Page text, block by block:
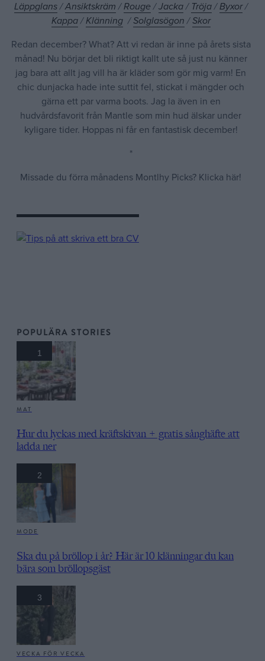
Läppglans/Ansiktskräm /Rouge /Jacka/ Tröja/Byxor/
Kappa/Klänning/Solglasögon /Skor
Redan december? What? Att vi redan är inne på årets sista
månad! Nu börjar det bli riktigt kallt ute så just nu känner
jag bara att allt jag vill ha är kläder som gör mig varm! En
chic dunjacka hade inte suttit fel, stickat i mängder och
gärna ett par varma boots. Jag la även in en
hudvårdsfavorit från Mantle som min hud älskar under
kyligare tider. Hoppas ni får en fantastisk december!
*
Missade du förra månadens Montlhy Picks? Klicka här!
POPULÄRA STORIES
1
MAT
Hur du lyckas med kräftskivan + gratis sånghäfte att
ladda ner
2
MODE
Ska du på bröllop i år? Här är 10 klänningar du kan
bära som bröllopsgäst
3
VECKA FÖR VECKA